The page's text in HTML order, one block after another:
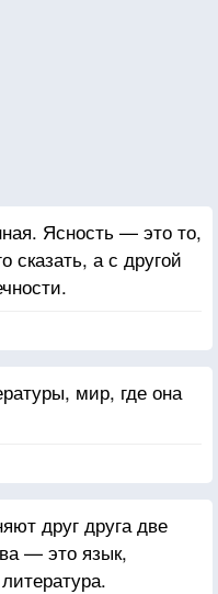
Ясность — это то,
сказать, а с другой
мир, где она
друг друга две
— это язык,